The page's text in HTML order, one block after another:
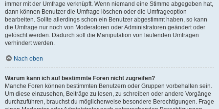
immer mit der Umfrage verknüpft. Wenn niemand eine Stimme abgegeben hat,
dann können Benutzer die Umfrage löschen oder die Umfrageoption
bearbeiten. Sollte allerdings schon ein Benutzer abgestimmt haben, so kann
die Umfrage nur noch von Moderatoren oder Administratoren geändert oder
gelöscht werden. Dadurch soll die Manipulation von laufenden Umfragen
verhindert werden.
Nach oben
Warum kann ich auf bestimmte Foren nicht zugreifen?
Manche Foren können bestimmten Benutzern oder Gruppen vorbehalten sein.
Um diese einzusehen, Beiträge zu lesen, zu schreiben oder andere Vorgänge
durchzuführen, brauchst du möglicherweise besondere Berechtigungen. Frage